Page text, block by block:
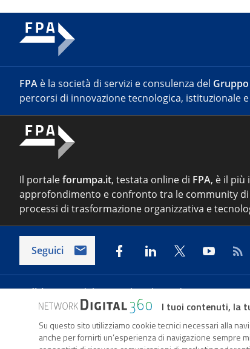
FPA è la società di servizi e consulenza del
percorsi di innovazione tecnologica, istituzionale
Il portaleforumpa.it, testata online di FPA, è il
approfondimento e confronto tra le community
processi di trasformazione organizzativa e
Seguici
Indirizzo:Via del Porto Fluviale 67/d – 00154 Roma
Forumpa.it è una pubblicazione telematica
FPA s.r.l. è società soggetta a Direzione e
I tuoi contenuti, la
Su questo sito utilizziamo cookie tecnici necessari alla
anche per fornirti un’esperienza di navigazione sempre